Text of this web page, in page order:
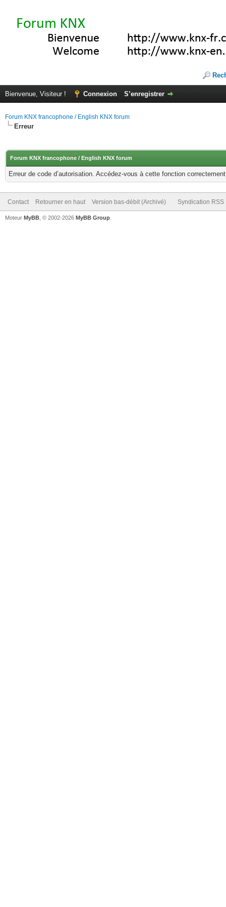
Bienvenue, Visiteur ! Connexion S’enregistrer
Forum KNX francophone / English KNX forum
Erreur
Forum KNX francophone / English KNX forum
Erreur de code d’autorisation. Accédez-vous à cette fonction
Contact Retourner en haut Version bas-débit (Archivé) Syndication RSS
Moteur MyBB , © 2002-2026 MyBB Group